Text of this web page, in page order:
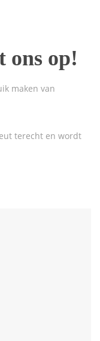
ons op!
maken van
terecht en wordt